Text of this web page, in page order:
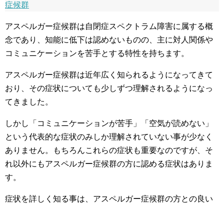
症候群
アスペルガー症候群は自閉症スペクトラム障害に属する概
念であり、知能に低下は認めないものの、主に対人関係や
コミュニケーションを苦手とする特性を持ちます。
アスペルガー症候群は近年広く知られるようになってきて
おり、その症状についても少しずつ理解されるようになっ
てきました。
しかし「コミュニケーションが苦手」「空気が読めない」
という代表的な症状のみしか理解されていない事が少なく
ありません。もちろんこれらの症状も重要なのですが、そ
れ以外にもアスペルガー症候群の方に認める症状はありま
す。
症状を詳しく知る事は、アスペルガー症候群の方との良い